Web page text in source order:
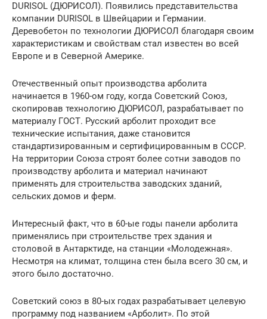
DURISOL (ДЮРИСОЛ). Появились представительства
компании DURISOL в Швейцарии и Германии.
Деревобетон по технологии ДЮРИСОЛ благодаря своим
характеристикам и свойствам стал известен во всей
Европе и в Северной Америке.
Отечественный опыт производства арболита
начинается в 1960-ом году, когда Советский Союз,
скопировав технологию ДЮРИСОЛ, разрабатывает по
материалу ГОСТ. Русский арболит проходит все
технические испытания, даже становится
стандартизированным и сертифицированным в СССР.
На территории Союза строят более сотни заводов по
производству арболита и материал начинают
применять для строительства заводских зданий,
сельских домов и ферм.
Интересный факт, что в 60-ые годы панели арболита
применялись при строительстве трех здания и
столовой в Антарктиде, на станции «Молодежная».
Несмотря на климат, толщина стен была всего 30 см, и
этого было достаточно.
Советский союз в 80-ых годах разрабатывает целевую
программу под названием «Арболит». По этой